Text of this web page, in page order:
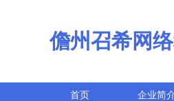
儋州召希网
首页 企业简